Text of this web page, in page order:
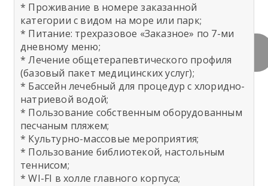
Санаторий "Приморье" приглашает на
отдых и оздоровление в Крым
Территория санатория Приморье
озеленена и ухожена
Комфортные номера со всеми удобствами
и кондиционерами
Санаторно-курортное оздоровление
взрослых и детей
Пляж Приморья:
собственный,благоустроенный, песчаный,
прилегает к территории санатория.
В лечебном корпусе находятся взрослый и
детский бассейны
* Проживание в номере заказанной
категории с видом на море или парк;
* Питание: трехразовое «Заказное» по 7-ми
дневному меню;
* Лечение общетерапевтического профиля
(базовый пакет медицинских услуг);
* Бассейн лечебный для процедур с хлоридно-
натриевой водой;
* Пользование собственным оборудованным
песчаным пляжем;
* Культурно-массовые мероприятия;
* Пользование библиотекой, настольным
теннисом;
* WI-FI в холле главного корпуса;